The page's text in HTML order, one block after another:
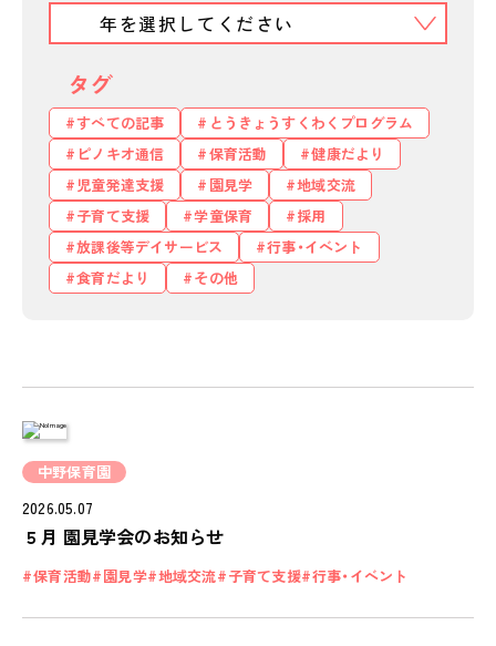
私たちのおもい
OUR PRINCIPLE
FEATURE
タグ
すべての記事
とうきょうすくわくプログラム
ピノキオ通信
保育活動
健康だより
児童発達支援
園見学
地域交流
子育て支援
学童保育
採用
放課後等デイサービス
行事・イベント
食育だより
その他
中野保育園
2026.05.07
５月 園見学会のお知らせ
保育活動 園見学 地域交流 子育て支援 行事・イベント